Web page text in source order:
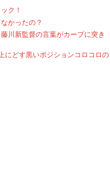
ク！
かったの？
川新監督の言葉がカープに突き
にどす黒いポジションコロコロの